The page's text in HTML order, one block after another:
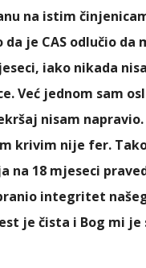
na istim
da je CAS odlučio da
iako nikada
Već jednom sam
nisam
krivim nije fer.
na 18 mjeseci
integritet
je čista i Bog mi je